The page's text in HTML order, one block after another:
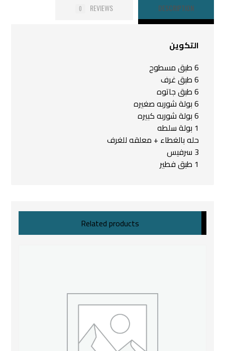
DESCRIPTION
REVIEWS
0
التكوين
6 طبق مسطوح
6 طبق غرف
6 طبق جاتوه
6 بولة شوربه صغيره
6 بولة شوربه كبيره
1 بولة سلطه
حله بالغطاء + معلقه للغرف
3 سرفيس
1 طبق فطير
Related products